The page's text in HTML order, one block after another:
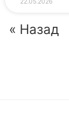
« Назад